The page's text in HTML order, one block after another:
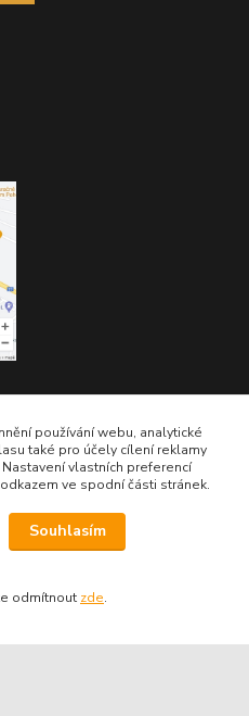
používání webu, analytické
také pro účely cílení reklamy
vlastních preferencí
ve spodní části stránek.
Souhlasím
odmítnout zde.